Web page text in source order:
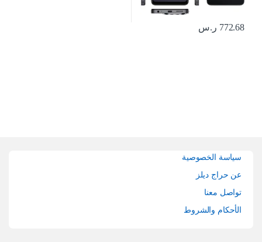
772.68 ر.س
سياسة الخصوصية
عن حراج ديلز
تواصل معنا
الأحكام والشروط